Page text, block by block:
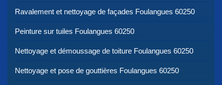
Ravalement et nettoyage de façades Foulangues 60250
Peinture sur tuiles Foulangues 60250
Nettoyage et démoussage de toiture Foulangues 60250
Nettoyage et pose de gouttières Foulangues 60250